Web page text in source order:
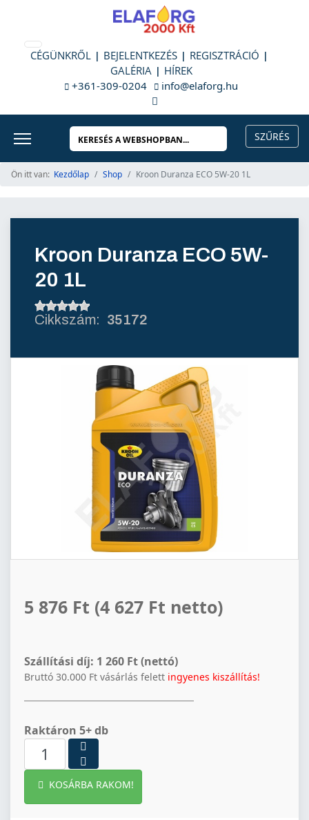
CÉGÜNKRŐL BEJELENTKEZÉS
REGISZTRÁCIÓ
GALÉRIA
HÍREK
+361-309-0204
info@elaforg.hu
Ön itt van: Kezdőlap Shop Kroon Duranza ECO 5W-20 1L
Kroon Duranza ECO 5W-
20 1L
35172
5 876 Ft (4 627 Ft netto)
Szállítási díj: 1 260 Ft (nettó)
Bruttó 30.000 Ft vásárlás felett ingyenes kiszállítás!
Raktáron 5+ db
KOSÁRBA RAKOM!